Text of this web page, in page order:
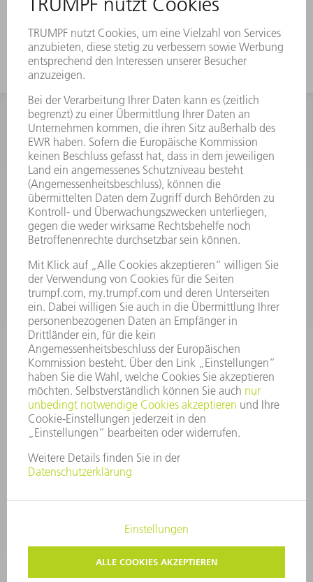
INFORMATION
Häufig gestellte Fragen
Allgemeine Geschäftsbedingungen
KONTAKT
Kundenbetreuung TRUMPF Werkzeugmaschinen
+49 7156 303 33222
Mo - Fr: 07:30 - 17:30 Uhr
Erweiterte Rufbereitschaft per Service App Mo - Fr:
06:30 - 20.00 Uhr Sa: 07:00 - 12:00 Uhr
Kundenbetreuung@trumpf.com
KONTAKT
Service TRUMPF Lasertechnik
+49 7156 303 37444
Mo - Fr: 07:30 - 18:00 Uhr
Additive Manufacturing 07:30 - 17:30 Uhr
spareparts.tld@trumpf.com
COPYRIGHT UND MARKENZEICHEN
NUTZUNGSBEDINGUNGEN
AGB